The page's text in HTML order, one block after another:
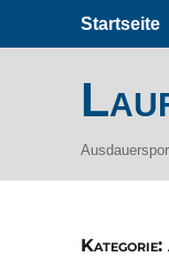
Startseite
Kategorie: